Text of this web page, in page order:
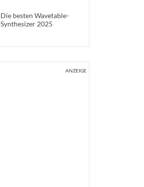
Die besten Wavetable-
Synthesizer 2025
ANZEIGE